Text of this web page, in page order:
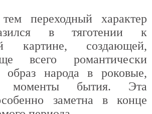
переходный характер
в тяготении к
картине, создающей,
всего романтически
образ народа в роковые,
моменты бытия. Эта
заметна в конце